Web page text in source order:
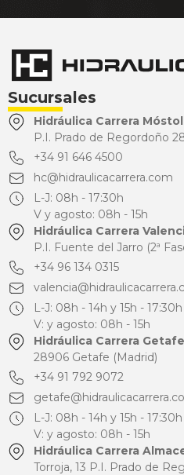
Sucursales
Hidráulica Carrera
P.I. Prado de Regordoño
+34 91 646 4500
hc@hidraulicacarrera.com
L-J: 08h - 17:30h
V y agosto: 08h - 15h
Hidráulica Carrera
P.I. Fuente del Jarro (2ª
+34 96 134 0315
L-J: 08h - 14h y 15h - 17:30h
V: y agosto: 08h - 15h
Hidráulica Carrera Getafe
28906 Getafe (Madrid)
+34 91 792 9072
L-J: 08h - 14h y 15h - 17:30h
V: y agosto: 08h - 15h
Hidráulica Carrera
Torroja, 13 P.I. Prado de